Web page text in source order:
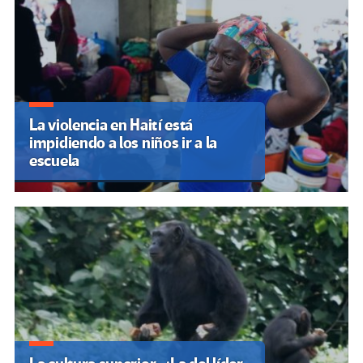
La violencia en Haití está
impidiendo a los niños ir a la
escuela